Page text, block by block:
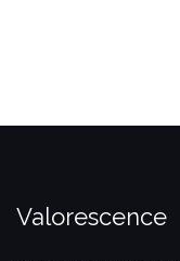
Valorescence